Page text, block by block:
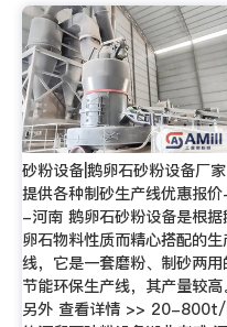
砂粉设备|鹅卵石砂粉设备厂家
提供各种制砂生产线优惠报
-河南 鹅卵石砂粉设备是根据
卵石物料性质而精心搭配的生
线，它是一套磨粉、制砂两用
节能环保生产线，其产量较高
另外 查看详情 >> 20-